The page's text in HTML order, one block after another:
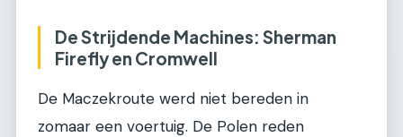
De Strijdende Machines: Sherman
Firefly en Cromwell
De Maczekroute werd niet bereden in
zomaar een voertuig. De Polen reden